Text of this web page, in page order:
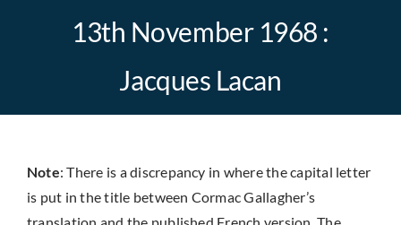
13th November 1968 :
Jacques Lacan
Note: There is a discrepancy in where the capital letter
is put in the title between Cormac Gallagher’s